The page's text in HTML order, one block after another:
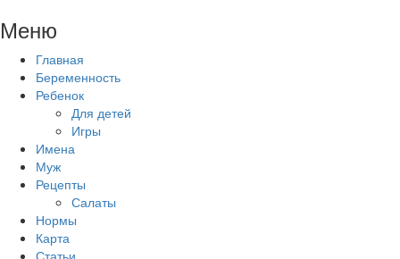
к
содержимому
Меню
Главная
Беременность
Ребенок
Для детей
Игры
Имена
Муж
Рецепты
Салаты
Нормы
Карта
Статьи